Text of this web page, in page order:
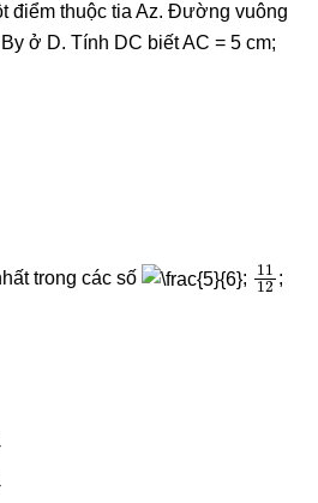
điểm thuộc tia Az. Đường vuông
ở D. Tính DC biết AC = 5 cm;
trong các số ;
11
;